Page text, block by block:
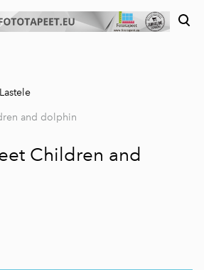
Vaata ostukorvi
Lastele
and dolphin
Children and